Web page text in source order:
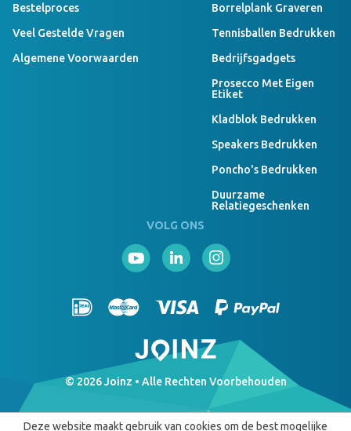
Bestelproces
Veel Gestelde Vragen
Algemene Voorwaarden
Borrelplank Graveren
Tennisballen Bedrukken
Bedrijfsgadgets
Prosecco Met Eigen
Etiket
Kladblok Bedrukken
Speakers Bedrukken
Poncho's Bedrukken
Duurzame
Relatiegeschenken
VOLG ONS
© 2026 Joinz • Alle Rechten Voorbehouden
Deze website maakt gebruik van cookies om de best mogelijke